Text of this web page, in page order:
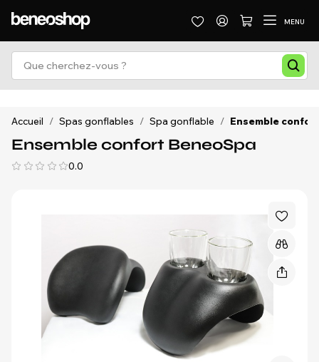
MENU
Accueil / Spas gonflables / Spa gonflable / Ensemble
Ensemble confort BeneoSpa
0.0